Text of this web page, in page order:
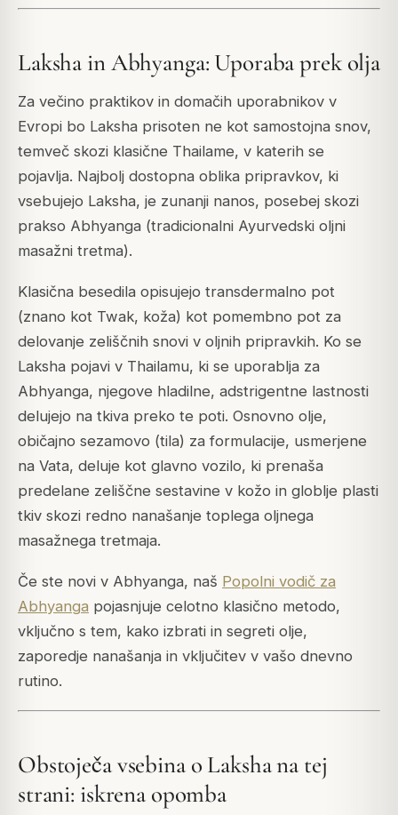
Laksha in Abhyanga: Uporaba prek olja
Za večino praktikov in domačih uporabnikov v
Evropi bo Laksha prisoten ne kot samostojna snov,
temveč skozi klasične Thailame, v katerih se
pojavlja. Najbolj dostopna oblika pripravkov, ki
vsebujejo Laksha, je zunanji nanos, posebej skozi
prakso Abhyanga (tradicionalni Ayurvedski oljni
masažni tretma).
Klasična besedila opisujejo transdermalno pot
(znano kot Twak, koža) kot pomembno pot za
delovanje zeliščnih snovi v oljnih pripravkih. Ko se
Laksha pojavi v Thailamu, ki se uporablja za
Abhyanga, njegove hladilne, adstrigentne lastnosti
delujejo na tkiva preko te poti. Osnovno olje,
običajno sezamovo (tila) za formulacije, usmerjene
na Vata, deluje kot glavno vozilo, ki prenaša
predelane zeliščne sestavine v kožo in globlje plasti
tkiv skozi redno nanašanje toplega oljnega
masažnega tretmaja.
Če ste novi v Abhyanga, naš Popolni vodič za
Abhyanga pojasnjuje celotno klasično metodo,
vključno s tem, kako izbrati in segreti olje,
zaporedje nanašanja in vključitev v vašo dnevno
rutino.
Obstoječa vsebina o Laksha na tej
strani: iskrena opomba